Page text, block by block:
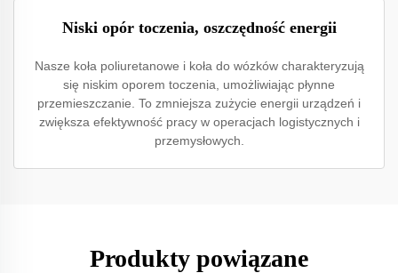
Niski opór toczenia, oszczędność energii
Nasze koła poliuretanowe i koła do wózków charakteryzują
się niskim oporem toczenia, umożliwiając płynne
przemieszczanie. To zmniejsza zużycie energii urządzeń i
zwiększa efektywność pracy w operacjach logistycznych i
przemysłowych.
Produkty powiązane